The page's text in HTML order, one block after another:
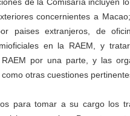
concernientes a
paises extranjeros, de
en la RAEM, y
por una parte, y las
otras cuestiones
para tomar a su cargo los